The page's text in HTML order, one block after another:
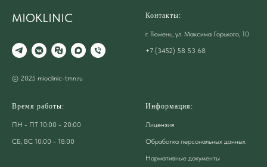
MIOKLINIC
© 2025 mioclinic-tmn.ru
Контакты:
г. Тюмень, ул. Максима Горького, 10
+7 (3452) 58 53 68
Время работы:
ПН - ПТ 10:00 - 20:00
СБ, ВС 10:00 - 18:00
Информация:
Лицензия
Обработка персональных данных
Нормативные документы